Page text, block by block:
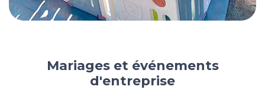
Mariages et événements
d'entreprise